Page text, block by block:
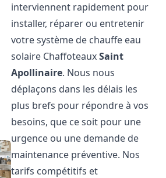
interviennent rapidement pour
installer, réparer ou entretenir
votre système de chauffe eau
solaire ChaffoteauxSaint
Apollinaire. Nous nous
déplaçons dans les délais les
plus brefs pour répondre à vos
besoins, que ce soit pour une
urgence ou une demande de
maintenance préventive. Nos
tarifs compétitifs et